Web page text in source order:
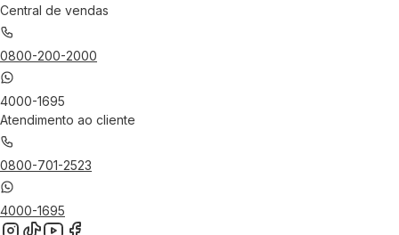
Central de vendas
0800-200-2000
4000-1695
Atendimento ao cliente
0800-701-2523
4000-1695